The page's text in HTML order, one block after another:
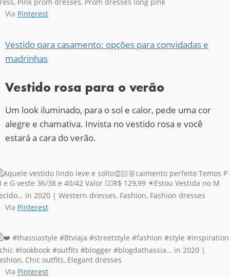
Via Pinterest
Vestido para casamento: opções para convidadas e
madrinhas
Vestido rosa para o verão
Um look iluminado, para o sol e calor, pede uma cor
alegre e chamativa. Invista no vestido rosa e você
estará a cara do verão.
Via Pinterest
Via Pinterest